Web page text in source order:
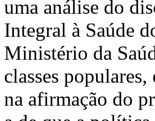
uma análise do
Integral à Saúde
Ministério da
classes
na afirmação do